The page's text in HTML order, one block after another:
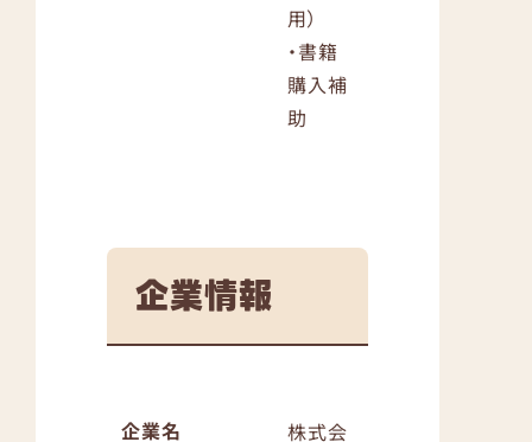
用）
・書籍
購入補
助
企業情報
企業名
株式会